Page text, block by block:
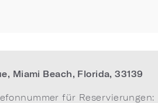
, Miami Beach, Florida,33139
für Reservierungen: